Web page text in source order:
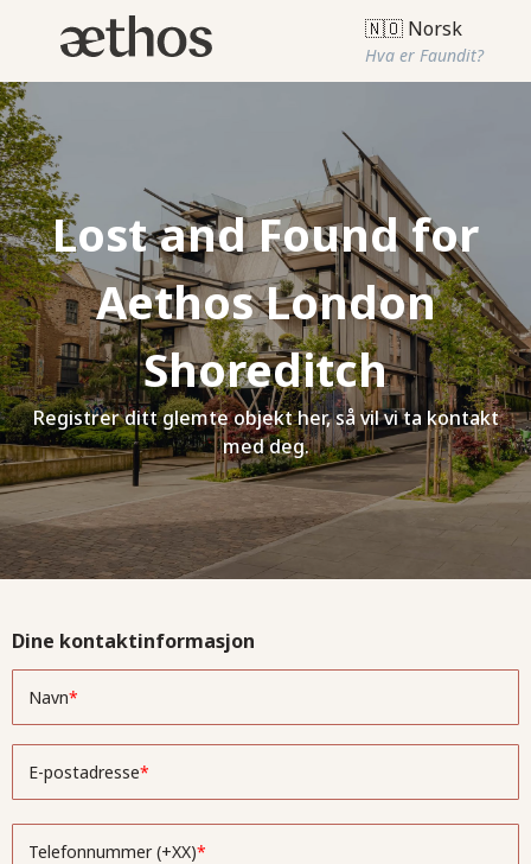
🇳🇴 Norsk
Hva er Faundit?
Lost and Found for
Aethos London
Shoreditch
Registrer ditt glemte objekt her, så vil vi ta kontakt
med deg.
Dine kontaktinformasjon
Navn
E-postadresse
Telefonnummer (+XX)